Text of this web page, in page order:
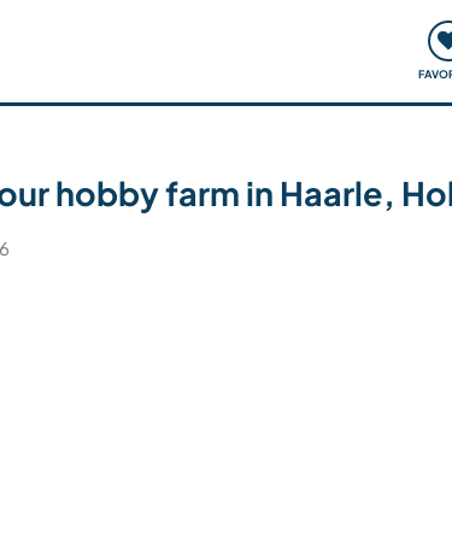
Reisen
hobby farm in Haarle,